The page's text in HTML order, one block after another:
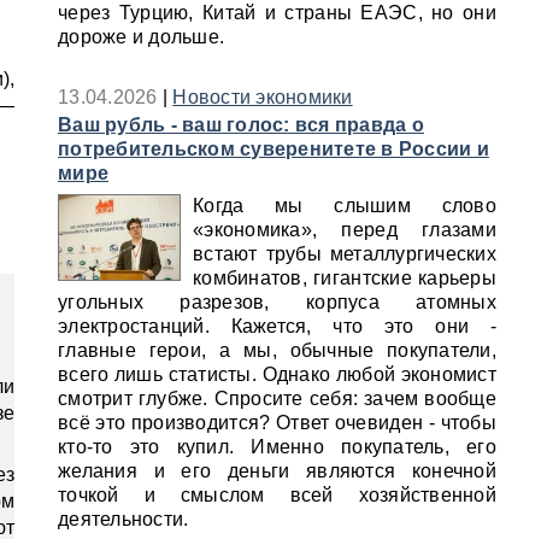
через Турцию, Китай и страны ЕАЭС, но они
дороже и дольше.
13.04.2026
Новости экономики
Ваш рубль - ваш голос: вся правда о
потребительском суверенитете в России и
мире
Когда мы слышим слово
«экономика», перед глазами
встают трубы металлургических
комбинатов, гигантские карьеры
угольных разрезов, корпуса атомных
электростанций. Кажется, что это они -
главные герои, а мы, обычные покупатели,
всего лишь статисты. Однако любой экономист
смотрит глубже. Спросите себя: зачем вообще
всё это производится? Ответ очевиден - чтобы
кто‑то это купил. Именно покупатель, его
желания и его деньги являются конечной
точкой и смыслом всей хозяйственной
деятельности.